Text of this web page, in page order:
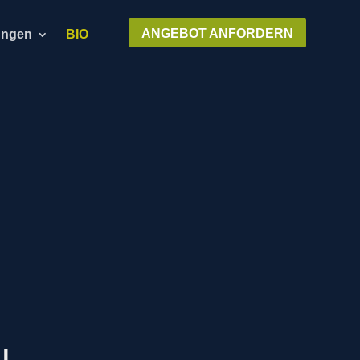
BIO ANGEBOT ANFORDERN